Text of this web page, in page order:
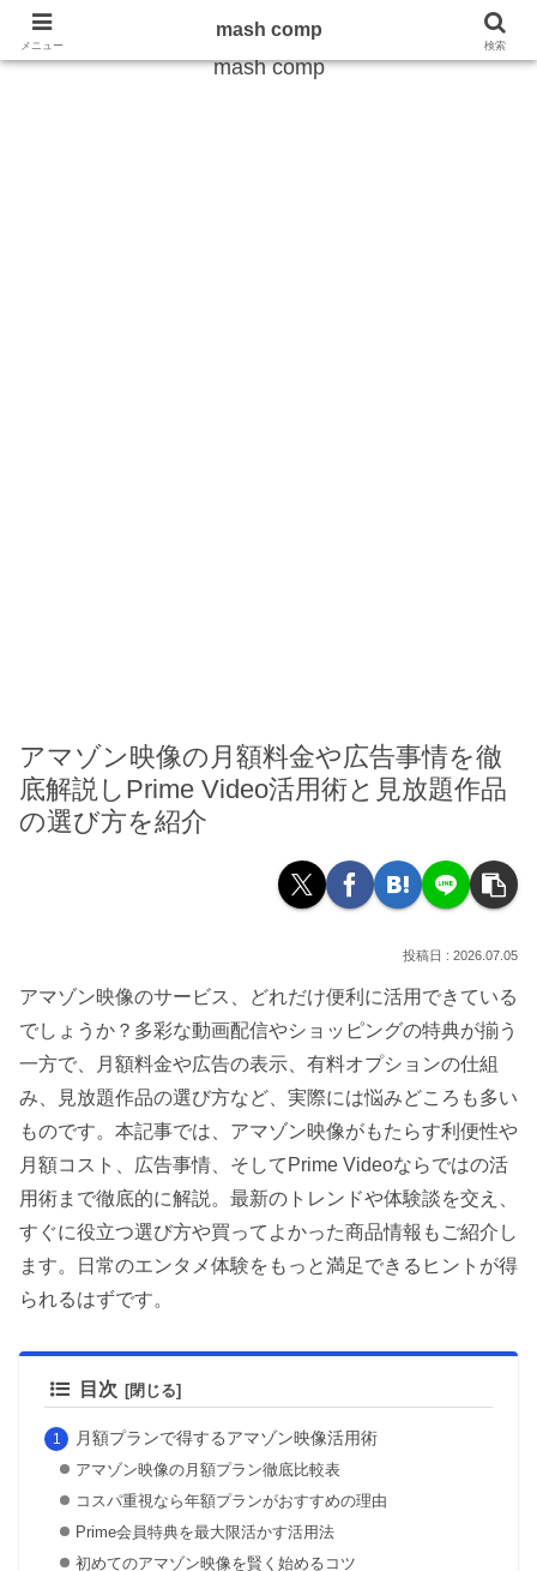
mash comp
アマゾン映像の月額料金や広告事情を徹
底解説しPrime Video活用術と見放題作品
の選び方を紹介
2026.07.05
アマゾン映像のサービス、どれだけ便利に活用できている
でしょうか？多彩な動画配信やショッピングの特典が揃う
一方で、月額料金や広告の表示、有料オプションの仕組
み、見放題作品の選び方など、実際には悩みどころも多い
ものです。本記事では、アマゾン映像がもたらす利便性や
月額コスト、広告事情、そしてPrime Videoならではの活
用術まで徹底的に解説。最新のトレンドや体験談を交え、
すぐに役立つ選び方や買ってよかった商品情報もご紹介し
ます。日常のエンタメ体験をもっと満足できるヒントが得
られるはずです。
目次
月額プランで得するアマゾン映像活用術
アマゾン映像の月額プラン徹底比較表
コスパ重視なら年額プランがおすすめの理由
Prime会員特典を最大限活かす活用法
初めてのアマゾン映像を賢く始めるコツ
メニュー
mash comp
検索